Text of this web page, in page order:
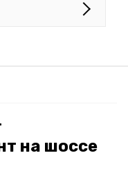
на шоссе